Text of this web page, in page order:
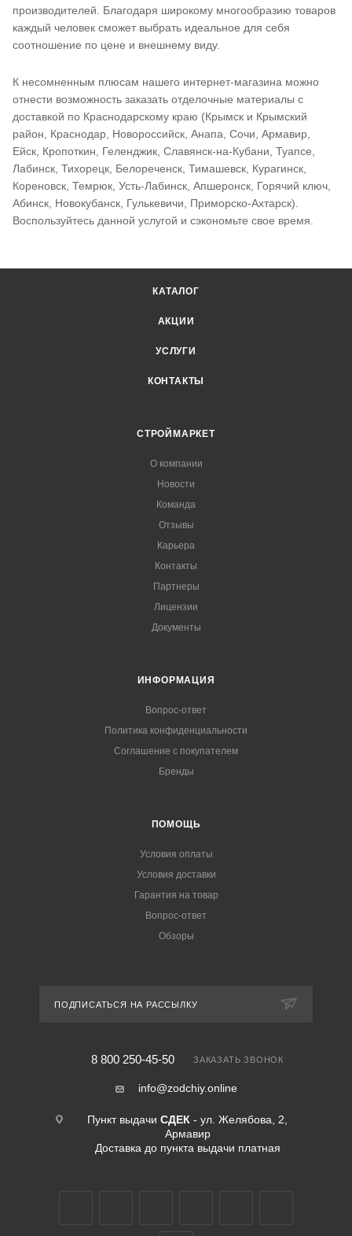
производителей. Благодаря широкому многообразию товаров
каждый человек сможет выбрать идеальное для себя
соотношение по цене и внешнему виду.
К несомненным плюсам нашего интернет-магазина можно
отнести возможность заказать отделочные материалы с
доставкой по Краснодарскому краю (Крымск и Крымский
район, Краснодар, Новороссийск, Анапа, Сочи, Армавир,
Ейск, Кропоткин, Геленджик, Славянск-на-Кубани, Туапсе,
Лабинск, Тихорецк, Белореченск, Тимашевск, Курагинск,
Кореновск, Темрюк, Усть-Лабинск, Апшеронск, Горячий ключ,
Абинск, Новокубанск, Гулькевичи, Приморско-Ахтарск).
Воспользуйтесь данной услугой и сэкономьте свое время.
КАТАЛОГ
АКЦИИ
УСЛУГИ
КОНТАКТЫ
СТРОЙМАРКЕТ
О компании
Новости
Команда
Отзывы
Карьера
Контакты
Партнеры
Лицензии
Документы
ИНФОРМАЦИЯ
Вопрос-ответ
Политика конфиденциальности
Соглашение с покупателем
Бренды
ПОМОЩЬ
Условия оплаты
Условия доставки
Гарантия на товар
Вопрос-ответ
Обзоры
ПОДПИСАТЬСЯ НА РАССЫЛКУ
8 800 250-45-50 ЗАКАЗАТЬ ЗВОНОК
info@zodchiy.online
Пункт выдачи СДЕК - ул. Желябова, 2,
Армавир
Доставка до пункта выдачи платная